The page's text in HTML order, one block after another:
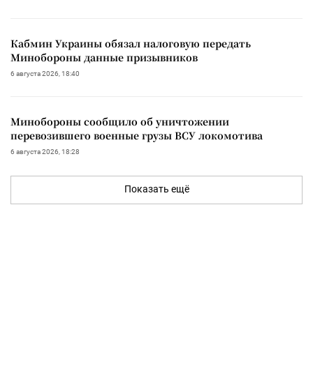
Кабмин Украины обязал налоговую передать
Минобороны данные призывников
6 августа 2026, 18:40
Минобороны сообщило об уничтожении
перевозившего военные грузы ВСУ локомотива
6 августа 2026, 18:28
Показать ещё